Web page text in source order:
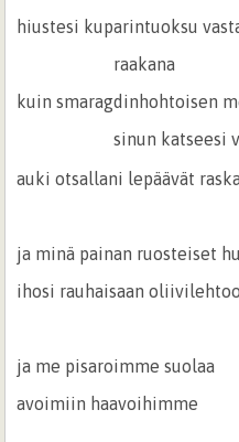
hiustesi kuparintuoksu
raakana
kuin smaragdinhohtoisen
sinun katseesi
auki otsallani lepäävät
ja minä painan ruosteiset
ihosi rauhaisaan
ja me pisaroimme suolaa
avoimiin haavoihimme